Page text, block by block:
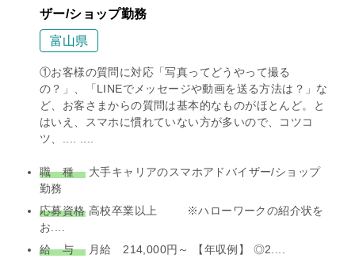
ザー/ショップ勤務
富山県
①お客様の質問に対応「写真ってどうやって撮る
の？」、「LINEでメッセージや動画を送る方法は？」な
ど、お客さまからの質問は基本的なものがほとんど。と
はいえ、スマホに慣れていない方が多いので、コツコ
ツ、.... ....
職 種大手キャリアのスマホアドバイザー/ショップ
勤務
応募資格高校卒業以上 ※ハローワークの紹介状を
お....
給 与月給 214,000円～ 【年収例】 ◎2....